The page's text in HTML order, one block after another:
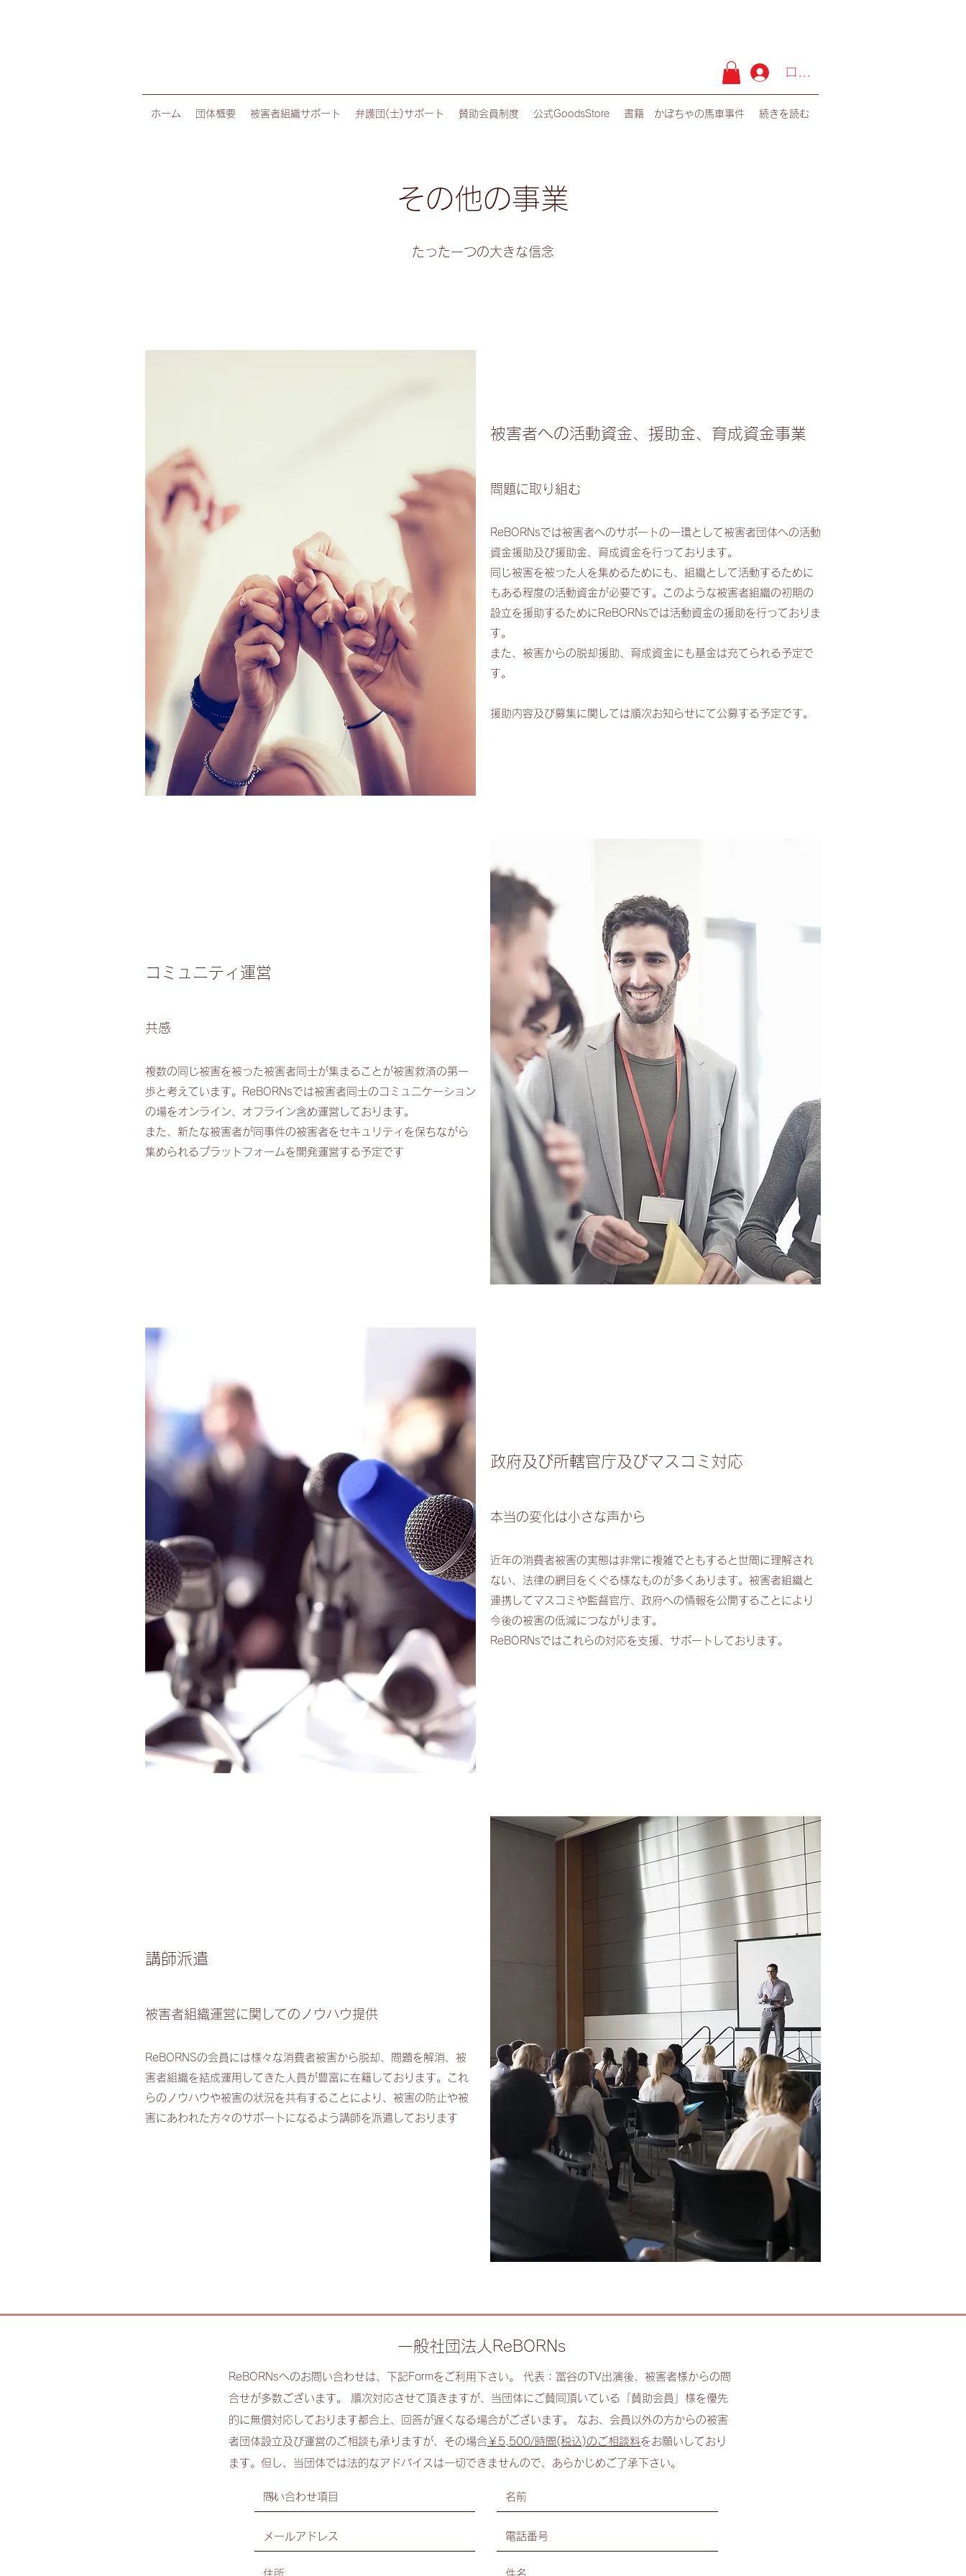
ログイン
ホーム 団体概要 被害者組織サポート 弁護団(士)サポート 賛助会員制度 公式GoodsStore 書籍 かぼちゃの馬車事件 続きを読む
その他の事業
たった一つの大きな信念
被害者への活動資金、援助金、育成資金事業
問題に取り組む
ReBORNsでは被害者へのサポートの一環として被害者団体への活動
資金援助及び援助金、育成資金を行っております。
同じ被害を被った人を集めるためにも、組織として活動するために
もある程度の活動資金が必要です。このような被害者組織の初期の
設立を援助するためにReBORNsでは活動資金の援助を行っておりま
す。
また、被害からの脱却援助、育成資金にも基金は充てられる予定で
す。
​援助内容及び募集に関しては順次お知らせにて公募する予定です。
コミュニティ運営
​共感
複数の同じ被害を被った被害者同士が集まることが被害救済の第一
歩と考えています。ReBORNsでは被害者同士のコミュニケーション
の場をオンライン、オフライン含め運営しております。
​また、新たな被害者が同事件の被害者をセキュリティを保ちながら
集められるプラットフォームを開発運営する予定です
政府及び所轄官庁及びマスコミ対応
本当の変化は小さな声から
近年の消費者被害の実態は非常に複雑でともすると世間に理解され
ない、法律の網目をくぐる様なものが多くあります。被害者組織と
連携してマスコミや監督官庁、政府への情報を公開することにより
今後の被害の低減につながります。
ReBORNsではこれらの対応を支援、サポートしております。
講師派遣
被害者組織運営に関してのノウハウ提供
ReBORNSの会員には様々な消費者被害から脱却、問題を解消、被
害者組織を結成運用してきた人員が豊富に在籍しております。これ
らのノウハウや被害の状況を共有することにより、被害の防止や被
害にあわれた方々のサポートになるよう講師を派遣しております
一般社団法人ReBORNs
ReBORNsへのお問い合わせは、下記Formをご利用下さい。 代表：冨谷のTV出演後、被害者様からの問
合せが多数ございます。 順次対応させて頂きますが、当団体にご賛同頂いている「賛助会員」様を優先
的に無償対応しております都合上、回答が遅くなる場合がございます。 なお、会員以外の方からの被害
者団体設立及び運営のご相談も承りますが、その場合 ￥5,500/時間(税込)のご相談料をお願いしており
ます。但し、当団体では法的なアドバイスは一切できませんので、あらかじめご了承下さい。